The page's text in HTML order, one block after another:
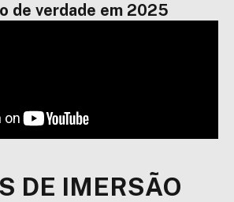
de verdade em 2025
DE IMERSÃO